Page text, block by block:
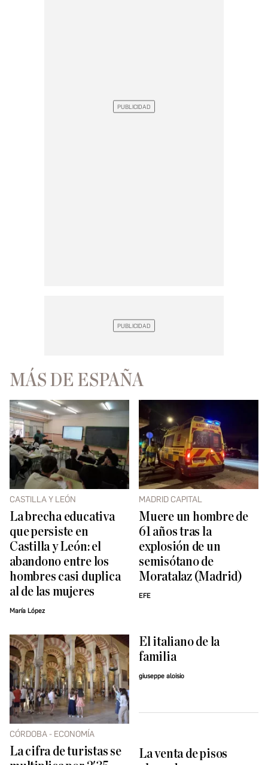
MÁS DE ESPAÑA
CASTILLA Y LEÓN
La brecha educativa
que persiste en
Castilla y León: el
abandono entre los
hombres casi duplica
al de las mujeres
María López
MADRID CAPITAL
Muere un hombre de
61 años tras la
explosión de un
semisótano de
Moratalaz (Madrid)
EFE
CÓRDOBA - ECONOMÍA
La cifra de turistas se
El italiano de la
familia
giuseppe aloisio
La venta de pisos